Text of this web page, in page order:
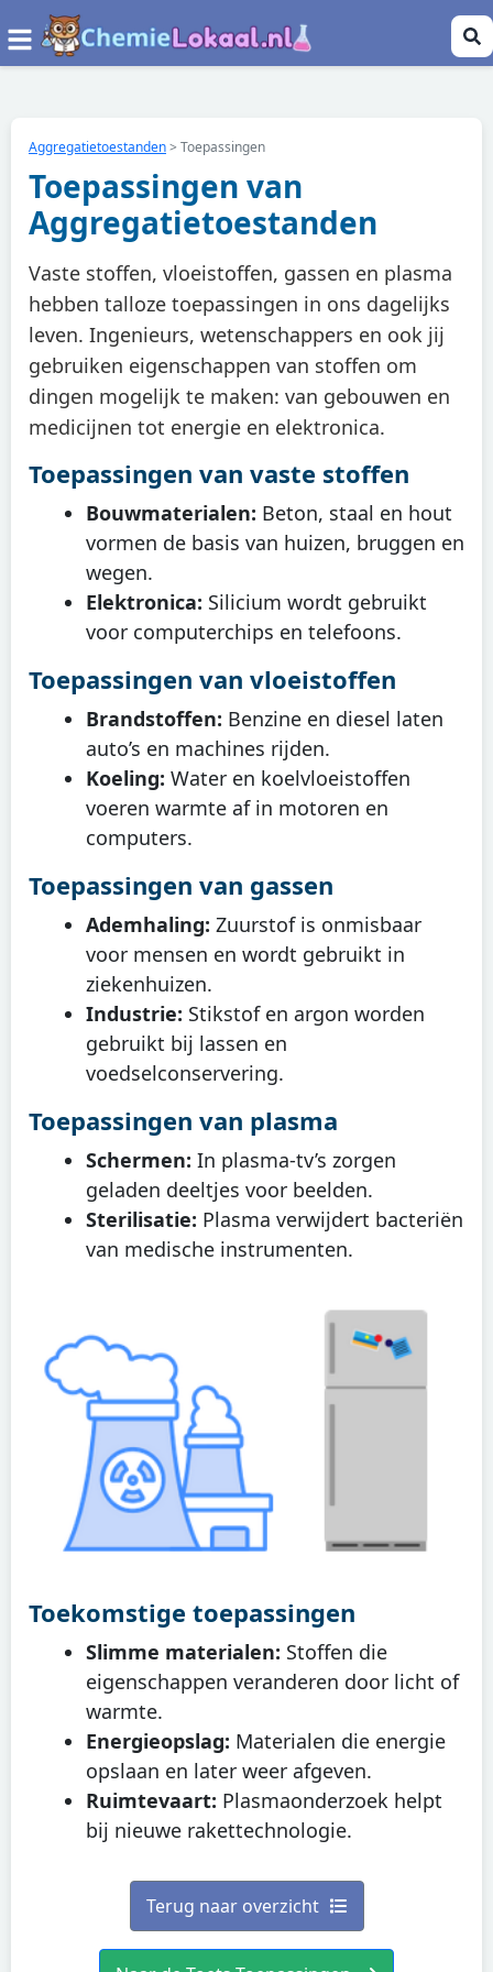
Aggregatietoestanden> Toepassingen
Toepassingen van
Aggregatietoestanden
Vaste stoffen, vloeistoffen, gassen en plasma
hebben talloze toepassingen in ons dagelijks
leven. Ingenieurs, wetenschappers en ook jij
gebruiken eigenschappen van stoffen om
dingen mogelijk te maken: van gebouwen en
medicijnen tot energie en elektronica.
Toepassingen van vaste stoffen
Bouwmaterialen: Beton, staal en hout
vormen de basis van huizen, bruggen en
wegen.
Elektronica: Silicium wordt gebruikt
voor computerchips en telefoons.
Toepassingen van vloeistoffen
Brandstoffen: Benzine en diesel laten
auto’s en machines rijden.
Koeling: Water en koelvloeistoffen
voeren warmte af in motoren en
computers.
Toepassingen van gassen
Ademhaling: Zuurstof is onmisbaar
voor mensen en wordt gebruikt in
ziekenhuizen.
Industrie: Stikstof en argon worden
gebruikt bij lassen en
voedselconservering.
Toepassingen van plasma
Schermen: In plasma-tv’s zorgen
geladen deeltjes voor beelden.
Sterilisatie: Plasma verwijdert bacteriën
van medische instrumenten.
Toekomstige toepassingen
Slimme materialen: Stoffen die
eigenschappen veranderen door licht of
warmte.
Energieopslag: Materialen die energie
opslaan en later weer afgeven.
Ruimtevaart: Plasmaonderzoek helpt
bij nieuwe rakettechnologie.
Terug naar overzicht